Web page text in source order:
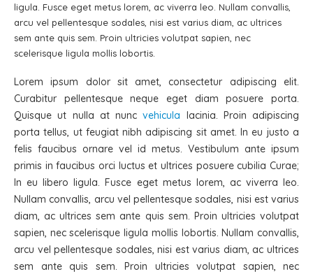
ligula. Fusce eget metus lorem, ac viverra leo. Nullam convallis,
arcu vel pellentesque sodales, nisi est varius diam, ac ultrices
sem ante quis sem. Proin ultricies volutpat sapien, nec
scelerisque ligula mollis lobortis.
Lorem ipsum dolor sit amet, consectetur adipiscing elit.
Curabitur pellentesque neque eget diam posuere porta.
Quisque ut nulla at nuncvehicula lacinia. Proin adipiscing
porta tellus, ut feugiat nibh adipiscing sit amet. In eu justo a
felis faucibus ornare vel id metus. Vestibulum ante ipsum
primis in faucibus orci luctus et ultrices posuere cubilia Curae;
In eu libero ligula. Fusce eget metus lorem, ac viverra leo.
Nullam convallis, arcu vel pellentesque sodales, nisi est varius
diam, ac ultrices sem ante quis sem. Proin ultricies volutpat
sapien, nec scelerisque ligula mollis lobortis. Nullam convallis,
arcu vel pellentesque sodales, nisi est varius diam, ac ultrices
sem ante quis sem. Proin ultricies volutpat sapien, nec